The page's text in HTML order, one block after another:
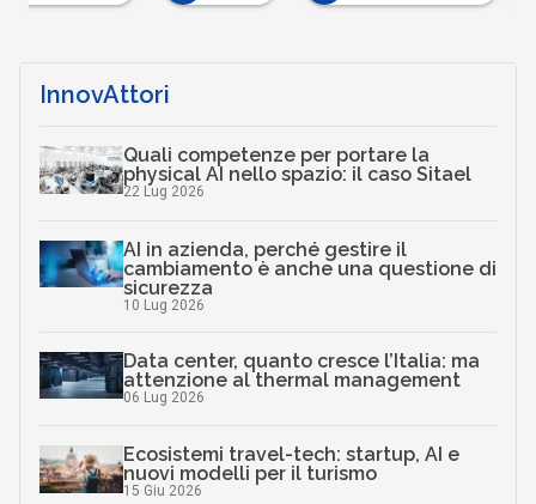
InnovAttori
Quali competenze per portare la
physical AI nello spazio: il caso Sitael
22 Lug 2026
AI in azienda, perché gestire il
cambiamento è anche una questione di
sicurezza
10 Lug 2026
Data center, quanto cresce l’Italia: ma
attenzione al thermal management
06 Lug 2026
Ecosistemi travel-tech: startup, AI e
nuovi modelli per il turismo
15 Giu 2026